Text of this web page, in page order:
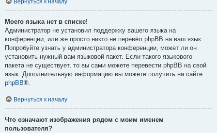
Моего языка нет в списке!
Администратор не установил поддержку вашего языка на
конференции, или же просто никто не перевёл phpBB на ваш язык.
Попробуйте узнать у администратора конференции, может ли он
установить нужный вам языковой пакет. Если такого языкового
пакета не существует, то вы сами можете перевести phpBB на свой
язык. Дополнительную информацию вы можете получить на сайте
phpBB®.
Вернуться к началу
Что означают изображения рядом с моим именем
пользователя?